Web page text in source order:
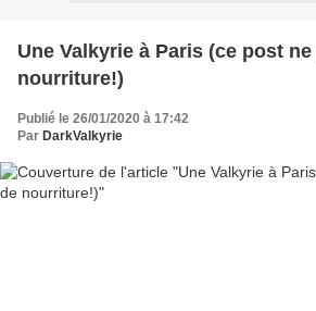
Une Valkyrie à Paris (ce post
nourriture!)
Publié le 26/01/2020 à 17:42
Par DarkValkyrie